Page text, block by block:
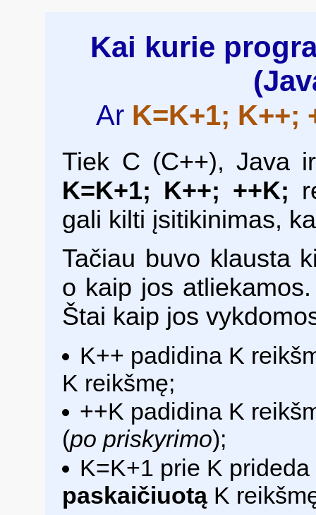
Kai kurie
Ar K=K+1; K++;
Tiek C (C++), Java
K=K+1; K++; ++K;
gali kilti įsitikinimas,
Tačiau buvo klausta
o kaip jos
Štai kaip jos
K++ padidina K
K reikšmę;
++K padidina K
(po priskyrimo);
K=K+1 prie K
paskaičiuotąK